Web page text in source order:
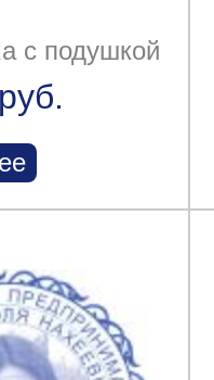
с подушкой